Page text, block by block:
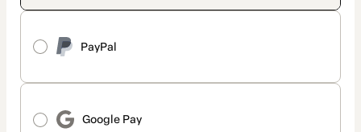
PayPal
Google Pay